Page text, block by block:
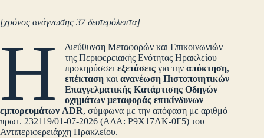
[χρόνος ανάγνωσης 37 δευτερόλεπτα]
Η
Διεύθυνση Μεταφορών και Επικοινωνιών
της Περιφερειακής Ενότητας Ηρακλείου
προκηρύσσειεξετάσεις για τηναπόκτηση,
επέκταση καιανανέωση Πιστοποιητικών
Επαγγελματικής Κατάρτισης Οδηγών
οχημάτων μεταφοράς επικίνδυνων
εμπορευμάτων ADR, σύμφωνα με την απόφαση με αριθμό
πρωτ. 232119/01-07-2026 (ΑΔΑ: P9X17ΛΚ-0Γ5) του
Αντιπεριφερειάρχη Ηρακλείου.